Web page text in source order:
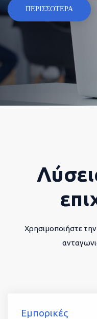
ΠΕΡΙΣΣΟΤΕΡΑ
Χρησιμοποιήστε
Εμπορικές